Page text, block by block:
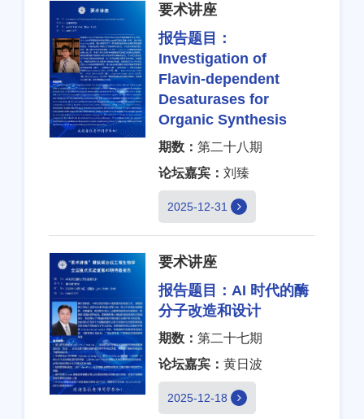
要术讲座
报告题目：
Investigation of
Flavin-dependent
Desaturases for
Organic Synthesis
期数： 第二十八期
论坛嘉宾： 刘臻
2025-12-31
要术讲座
报告题目： AI 时代的酶
分子改造和设计
期数： 第二十七期
论坛嘉宾： 黄日波
2025-12-18